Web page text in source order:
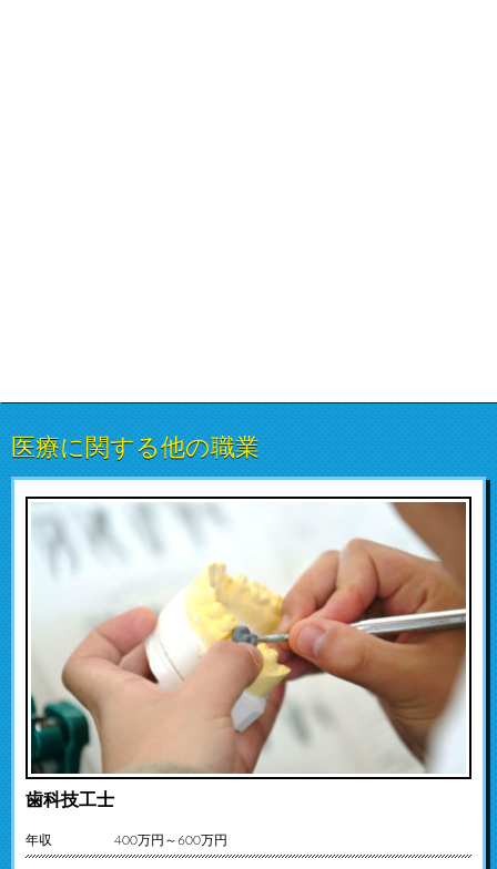
医療に関する他の職業
歯科技工士
年収 400万円～600万円